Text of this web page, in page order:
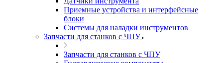
Приемные устройства и интерфейсные
блоки
Системы для наладки инструментов
Запчасти для станков с ЧПУ
Запчасти для станков с ЧПУ